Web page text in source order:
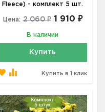
Fleece) - комплект 5 шт.
Цена: 2 060 ₽ 1 910 ₽
В наличии
Купить
Купить в 1 клик